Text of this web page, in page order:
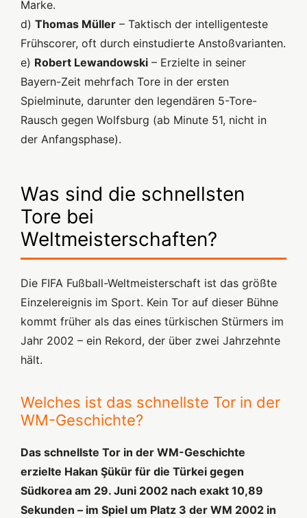
Marke.
d) Thomas Müller – Taktisch der intelligenteste
Frühscorer, oft durch einstudierte Anstoßvarianten.
e) Robert Lewandowski – Erzielte in seiner
Bayern-Zeit mehrfach Tore in der ersten
Spielminute, darunter den legendären 5-Tore-
Rausch gegen Wolfsburg (ab Minute 51, nicht in
der Anfangsphase).
Was sind die schnellsten
Tore bei
Weltmeisterschaften?
Die FIFA Fußball-Weltmeisterschaft ist das größte
Einzelereignis im Sport. Kein Tor auf dieser Bühne
kommt früher als das eines türkischen Stürmers im
Jahr 2002 – ein Rekord, der über zwei Jahrzehnte
hält.
Welches ist das schnellste Tor in der
WM-Geschichte?
Das schnellste Tor in der WM-Geschichte
erzielte Hakan Şükür für die Türkei gegen
Südkorea am 29. Juni 2002 nach exakt 10,89
Sekunden – im Spiel um Platz 3 der WM 2002 in